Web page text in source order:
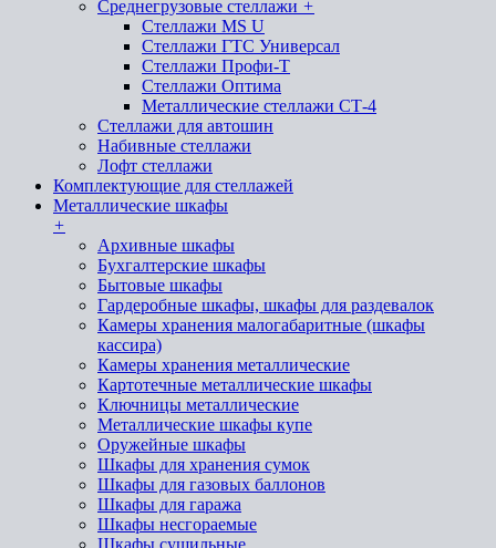
Среднегрузовые стеллажи +
Стеллажи MS U
Стеллажи ГТС Универсал
Стеллажи Профи-Т
Стеллажи Оптима
Металлические стеллажи СТ-4
Стеллажи для автошин
Набивные стеллажи
Лофт стеллажи
Комплектующие для стеллажей
Металлические шкафы
+
Архивные шкафы
Бухгалтерские шкафы
Бытовые шкафы
Гардеробные шкафы, шкафы для раздевалок
Камеры хранения малогабаритные (шкафы
кассира)
Камеры хранения металлические
Картотечные металлические шкафы
Ключницы металлические
Металлические шкафы купе
Оружейные шкафы
Шкафы для хранения сумок
Шкафы для газовых баллонов
Шкафы для гаража
Шкафы несгораемые
Шкафы сушильные